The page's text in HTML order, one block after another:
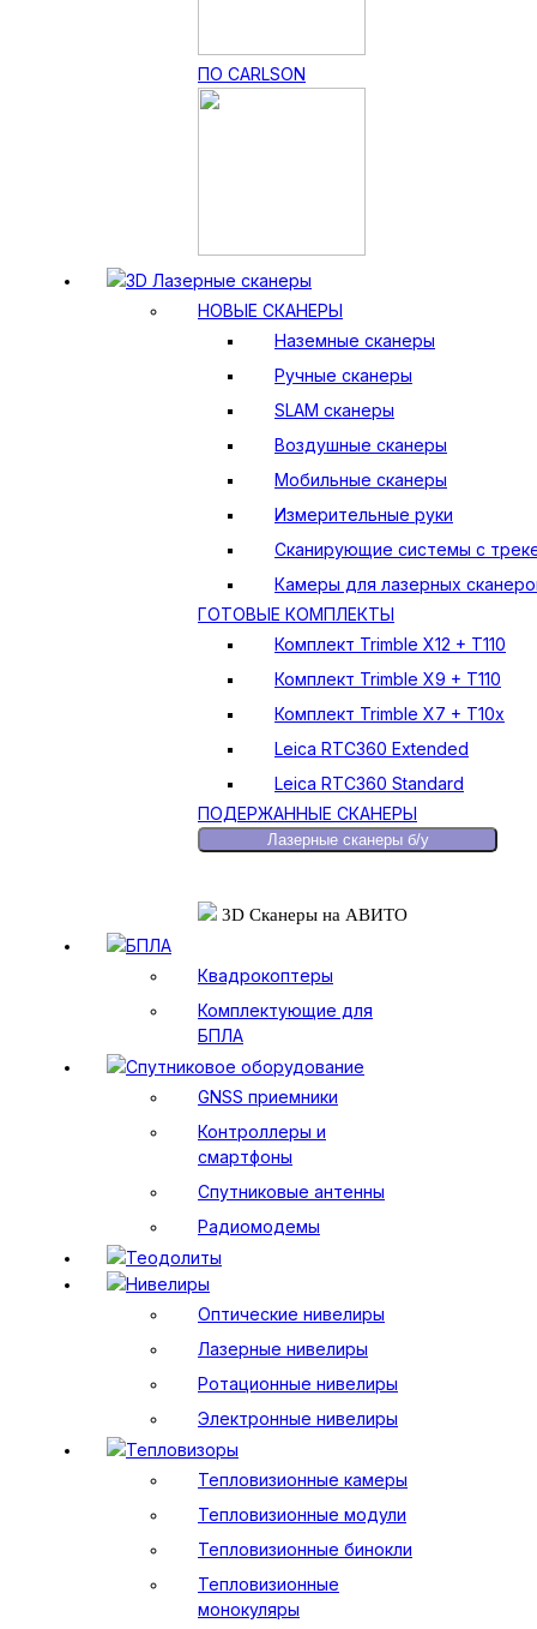
ПО CARLSON
3D Лазерные сканеры
НОВЫЕ СКАНЕРЫ
Наземные сканеры
Ручные сканеры
SLAM сканеры
Воздушные сканеры
Мобильные сканеры
Измерительные руки
Сканирующие системы с
Камеры для лазерных
ГОТОВЫЕ КОМПЛЕКТЫ
Комплект Trimble X12 + T110
Комплект Trimble X9 + T110
Комплект Trimble X7 + T10x
Leica RTC360 Extended
Leica RTC360 Standard
ПОДЕРЖАННЫЕ СКАНЕРЫ
Лазерные сканеры б/у
3D Сканеры на АВИТО
БПЛА
Квадрокоптеры
Комплектующие для
БПЛА
Спутниковое оборудование
GNSS приемники
Контроллеры и
смартфоны
Спутниковые антенны
Радиомодемы
Теодолиты
Нивелиры
Оптические нивелиры
Лазерные нивелиры
Ротационные нивелиры
Электронные нивелиры
Тепловизоры
Тепловизионные камеры
Тепловизионные модули
Тепловизионные бинокли
Тепловизионные
монокуляры